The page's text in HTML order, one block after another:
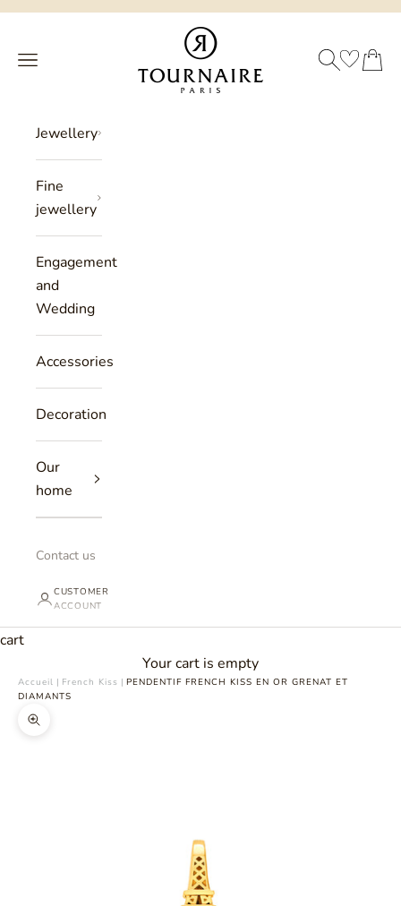
Skip to content
Philippe Tournaire
Menu
SEARCH CART
Jewellery
Fine
jewellery
Engagement
and
Wedding
Accessories
Decoration
Our
home
Contact us
CUSTOMER
ACCOUNT
cart
Your cart is empty
Accueil | French Kiss | PENDENTIF FRENCH KISS EN OR GRENAT ET
DIAMANTS
Zoomer sur l'image